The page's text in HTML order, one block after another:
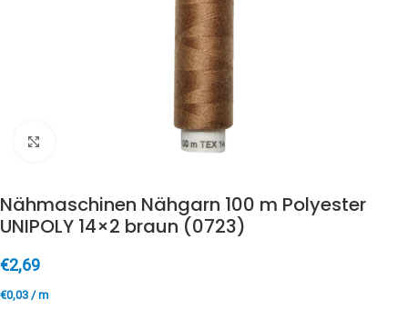
Zum Vergrößern anklicken
Nähmaschinen Nähgarn 100 m Polyester
UNIPOLY 14×2 braun (0723)
€2,69
€0,03 /m